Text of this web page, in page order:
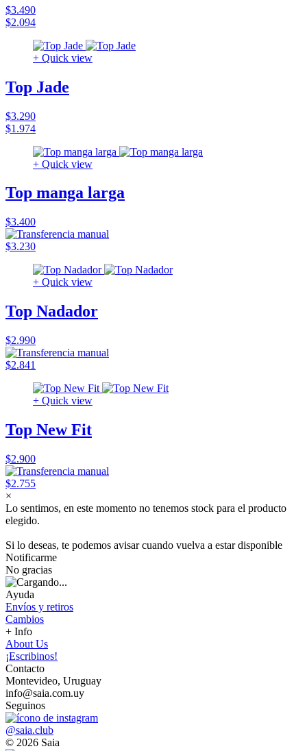
$3.490
$2.094
+ Quick view
Top Jade
$3.290
$1.974
+ Quick view
Top manga larga
$3.400
$3.230
+ Quick view
Top Nadador
$2.990
$2.841
+ Quick view
Top New Fit
$2.900
$2.755
×
Lo sentimos, en este momento no tenemos stock para el producto
elegido.
Si lo deseas, te podemos avisar cuando vuelva a estar disponible
Notificarme
No gracias
Ayuda
Envíos y retiros
Cambios
+ Info
About Us
¡Escribinos!
Contacto
Montevideo, Uruguay
info@saia.com.uy
Seguinos
@saia.club
© 2026 Saia